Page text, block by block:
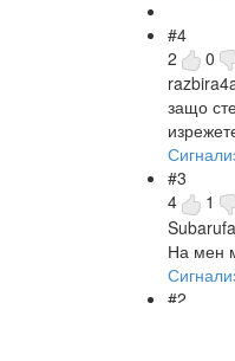
#4
2
0
защо
#3
4
1
На мен
#2